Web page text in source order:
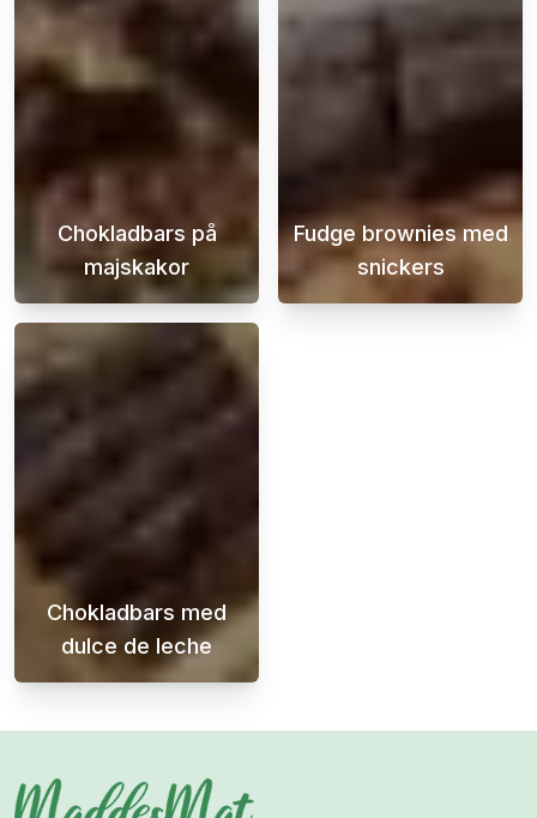
Chokladbars på
majskakor
En super enkel efterrätt med goda
Fudge brownies med
snickers
Fudge
Chokladbars med
dulce de leche
Krispiga och sega chokladbars med